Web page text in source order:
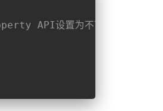
API设置为不可枚举